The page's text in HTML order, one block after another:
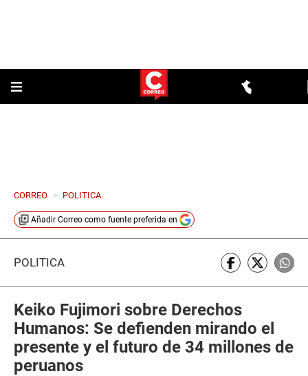
CORREO > POLITICA
Añadir Correo como fuente preferida en
POLÍTICA
Keiko Fujimori sobre Derechos
Humanos: Se defienden mirando el
presente y el futuro de 34 millones de
peruanos